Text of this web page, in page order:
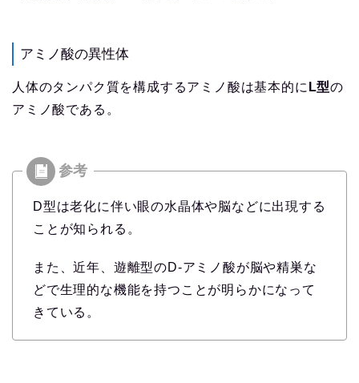
アミノ酸の異性体
人体のタンパク質を構成するアミノ酸は基本的に L型の
アミノ酸である。
D型は老化に伴い眼の水晶体や脳などに出現する
ことが知られる。
また、近年、遊離型のD-アミノ酸が脳や精巣な
どで生理的な機能を持つことが明らかになって
きている。